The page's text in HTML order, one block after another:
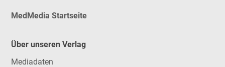
MedMedia Startseite
Über unseren Verlag
Mediadaten